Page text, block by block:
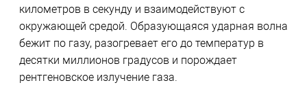
километров в секунду и взаимодействуют с
окружающей средой. Образующаяся ударная волна
бежит по газу, разогревает его до температур в
десятки миллионов градусов и порождает
рентгеновское излучение газа.